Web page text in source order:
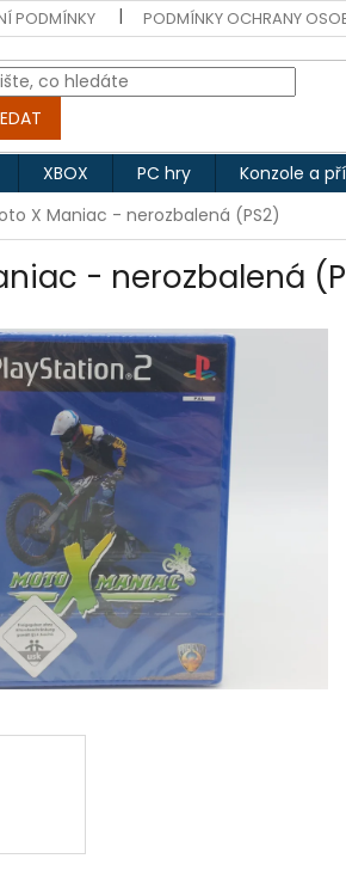
PODMÍNKY PODMÍNKY OCHRANY
XBOX PC hry Konzole a
X Maniac - nerozbalená (PS2)
- nerozbalená